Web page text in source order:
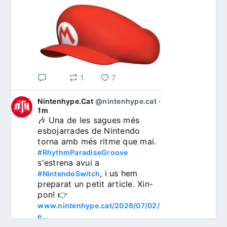
1 7
Nintenhype.Cat @nintenhype.cat⋅
1m
🎶 Una de les sagues més
esbojarrades de Nintendo
#RhythmParadiseGroove
#NintendoSwitch, i us hem
preparat un petit article. Xin-
www.nintenhype.cat/2026/07/02/
e...